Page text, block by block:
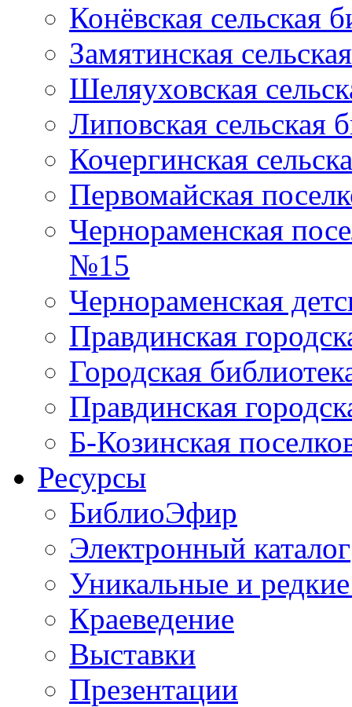
Конёвская сельская
Замятинская
Шеляуховская
Липовская сельская
Кочергинская
Первомайская
Чернораменская
№15
Чернораменская
Правдинская
Городская
Правдинская
Б-Козинская
Ресурсы
БиблиоЭфир
Электронный каталог
Уникальные и
Краеведение
Выставки
Презентации